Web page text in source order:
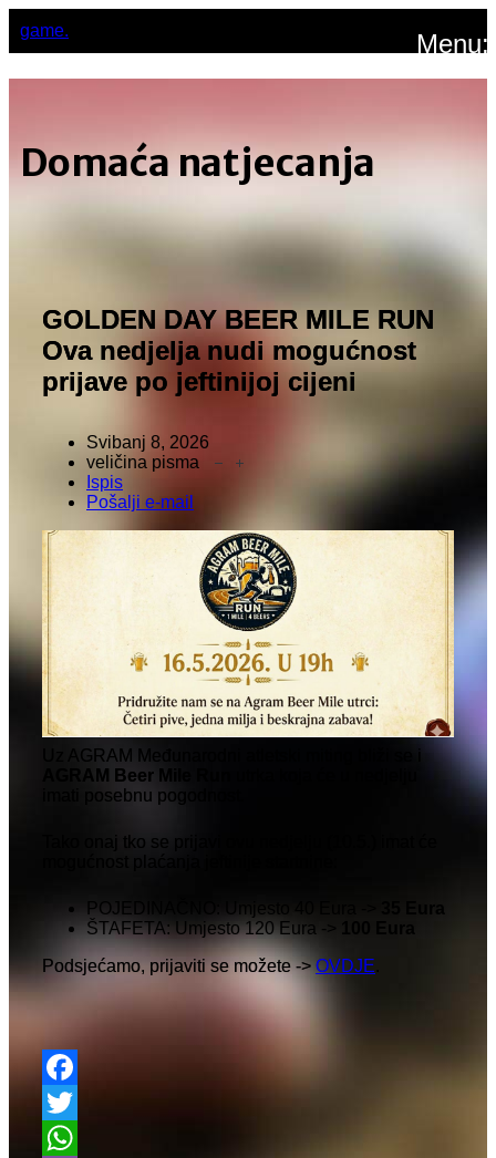
game. Menu:
Domaća natjecanja
GOLDEN DAY BEER MILE RUN
Ova nedjelja nudi mogućnost
prijave po jeftinijoj cijeni
Svibanj 8, 2026
veličina pisma
Ispis
Pošalji e-mail
Uz AGRAM Međunarodni atletski miting bliži se i
AGRAM Beer Mile Run
imati posebnu pogodnost.
Tako onaj tko se prijavi ovu nedjelju (10.5.) imat će
POJEDINAČNO: Umjesto 40 Eura ->
ŠTAFETA: Umjesto 120 Eura ->
Podsjećamo, prijaviti se možete -> OVDJE
Facebook
Twitter